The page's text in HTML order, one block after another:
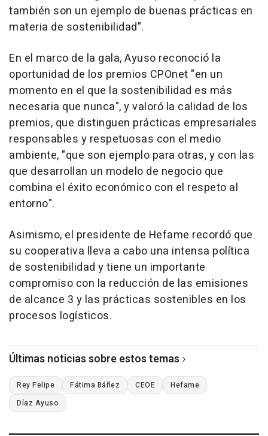
también son un ejemplo de buenas prácticas en
materia de sostenibilidad".
En el marco de la gala, Ayuso reconoció la
oportunidad de los premios CPOnet "en un
momento en el que la sostenibilidad es más
necesaria que nunca", y valoró la calidad de los
premios, que distinguen prácticas empresariales
responsables y respetuosas con el medio
ambiente, "que son ejemplo para otras, y con las
que desarrollan un modelo de negocio que
combina el éxito económico con el respeto al
entorno".
Asimismo, el presidente de Hefame recordó que
su cooperativa lleva a cabo una intensa política
de sostenibilidad y tiene un importante
compromiso con la reducción de las emisiones
de alcance 3 y las prácticas sostenibles en los
procesos logísticos.
Últimas noticias sobre estos temas
Rey Felipe Fátima Báñez CEOE
Hefame
Díaz Ayuso